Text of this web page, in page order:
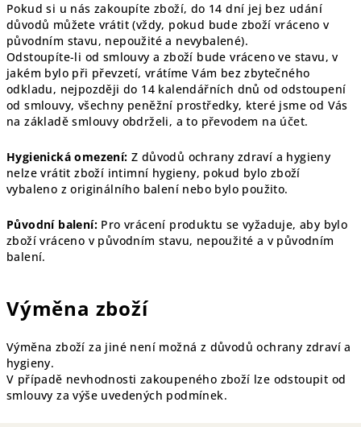
Pokud si u nás zakoupíte zboží, do 14 dní jej bez udání
důvodů můžete vrátit (vždy, pokud bude zboží vráceno v
původním stavu, nepoužité a nevybalené).
Odstoupíte-li od smlouvy a zboží bude vráceno ve stavu, v
jakém bylo při převzetí, vrátíme Vám bez zbytečného
odkladu, nejpozději do 14 kalendářních dnů od odstoupení
od smlouvy, všechny peněžní prostředky, které jsme od Vás
na základě smlouvy obdrželi, a to převodem na účet.
Hygienická omezení: Z důvodů ochrany zdraví a hygieny
nelze vrátit zboží intimní hygieny, pokud bylo zboží
vybaleno z originálního balení nebo bylo použito.
Původní balení: Pro vrácení produktu se vyžaduje, aby bylo
zboží vráceno v původním stavu, nepoužité a v původním
balení.
Výměna zboží
Výměna zboží za jiné není možná z důvodů ochrany zdraví a
hygieny.
V případě nevhodnosti zakoupeného zboží lze odstoupit od
smlouvy za výše uvedených podmínek.